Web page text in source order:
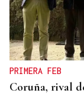
PRIMERA FEB
Coruña, rival